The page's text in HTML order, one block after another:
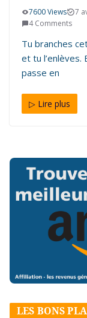
7600 Views 7
4 Comments
Tu branches
et tu l’enlèves.
passe en
▷ Lire plus
LES BONS